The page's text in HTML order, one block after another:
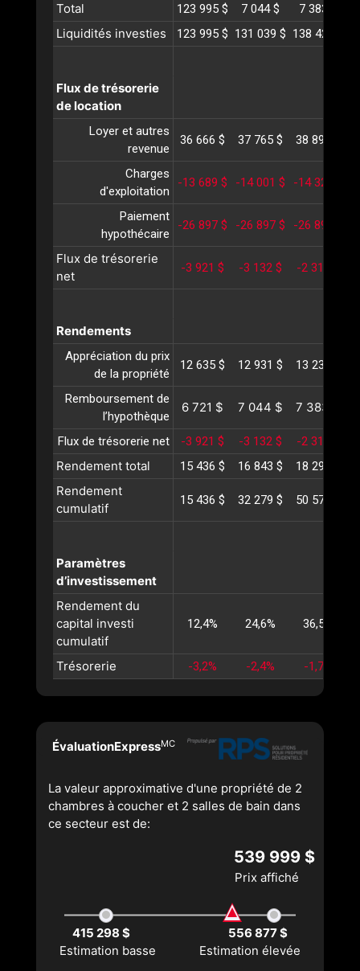
Total 123 995 $ 7 044 $ 7 383 $
Liquidités investies 123 995 $ 131 039 $ 138 422 $
Flux de trésorerie
de location
Loyer et autres
revenue
36 666 $ 37 765 $ 38 898 $
Charges
d'exploitation
-13 689 $ -14 001 $ -14 320 $
Paiement
hypothécaire
-26 897 $ -26 897 $ -26 897 $
Flux de trésorerie
net
-3 921 $ -3 132 $ -2 318 $
Rendements
Appréciation du prix
de la propriété
12 635 $ 12 931 $ 13 234 $
Remboursement de
l’hypothèque
6 721 $ 7 044 $ 7 383 $
Flux de trésorerie net -3 921 $ -3 132 $ -2 318 $
Rendement total 15 436 $ 16 843 $ 18 298 $
Rendement
cumulatif
15 436 $ 32 279 $ 50 577 $
Paramètres
d’investissement
Rendement du
capital investi
cumulatif
12,4% 24,6% 36,5%
Trésorerie -3,2% -2,4% -1,7%
ÉvaluationExpressMC
La valeur approximative d'une propriété de 2
chambres à coucher et 2 salles de bain dans
ce secteur est de:
539 999 $
Prix affiché
415 298 $
556 877 $
Estimation basse
Estimation élevée